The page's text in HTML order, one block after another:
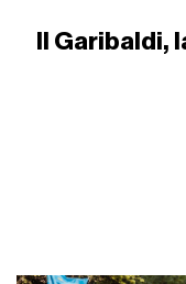
Il Garibaldi,